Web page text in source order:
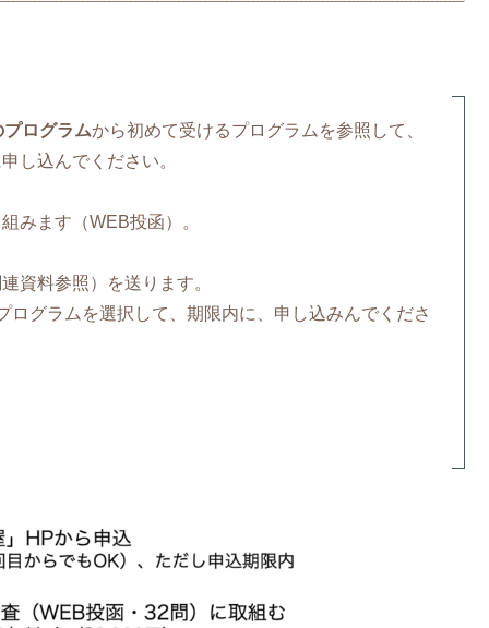
プログラムから初めて受けるプログラムを参照して、
し込んでください。
みます（WEB投函）。
資料参照）を送ります。
グラムを選択して、期限内に、申し込みんでくださ